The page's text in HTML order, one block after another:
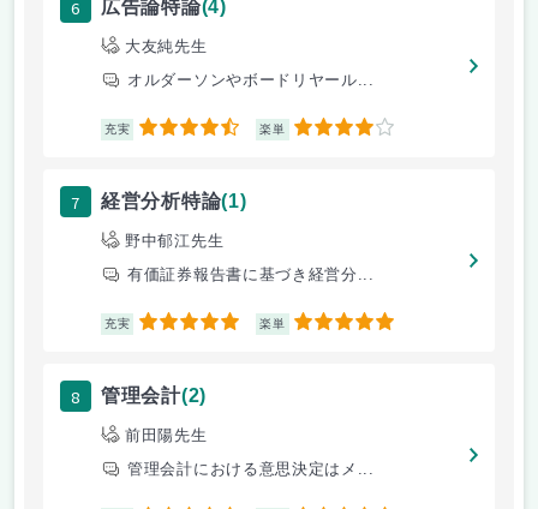
6 広告論特論(4)
大友純先生
オルダーソンやボードリヤール...
充実 4.5 楽単 4
7 経営分析特論(1)
野中郁江先生
有価証券報告書に基づき経営分...
充実 5 楽単 5
8 管理会計(2)
前田陽先生
管理会計における意思決定はメ...